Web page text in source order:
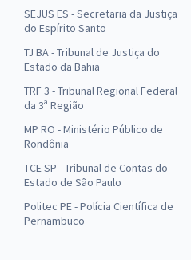
SEJUS ES - Secretaria da Justiça
do Espírito Santo
TJ BA - Tribunal de Justiça do
Estado da Bahia
TRF 3 - Tribunal Regional Federal
da 3ª Região
MP RO - Ministério Público de
Rondônia
TCE SP - Tribunal de Contas do
Estado de São Paulo
Politec PE - Polícia Científica de
Pernambuco